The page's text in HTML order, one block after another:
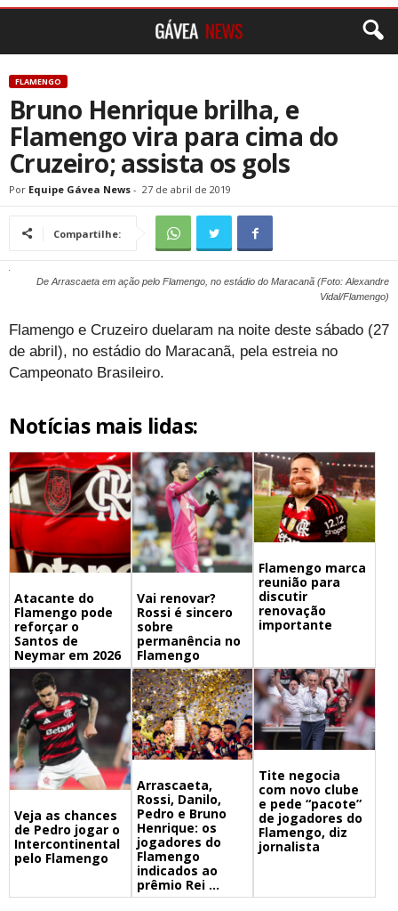
FLAMENGO
Bruno Henrique brilha, e
Flamengo vira para cima do
Cruzeiro; assista os gols
Por Equipe Gávea News - 27 de abril de 2019
Compartilhe:
De Arrascaeta em ação pelo Flamengo, no estádio do Maracanã (Foto: Alexandre
Vidal/Flamengo)
Flamengo e Cruzeiro duelaram na noite deste sábado (27
de abril), no estádio do Maracanã, pela estreia no
Campeonato Brasileiro.
Notícias mais lidas:
Atacante do
Flamengo pode
reforçar o
Santos de
Neymar em 2026
Vai renovar?
Rossi é sincero
sobre
permanência no
Flamengo
Flamengo marca
reunião para
discutir
renovação
importante
Veja as chances
de Pedro jogar o
Intercontinental
pelo Flamengo
Arrascaeta,
Rossi, Danilo,
Pedro e Bruno
Henrique: os
jogadores do
Flamengo
indicados ao
prêmio Rei ...
Tite negocia
com novo clube
e pede “pacote”
de jogadores do
Flamengo, diz
jornalista